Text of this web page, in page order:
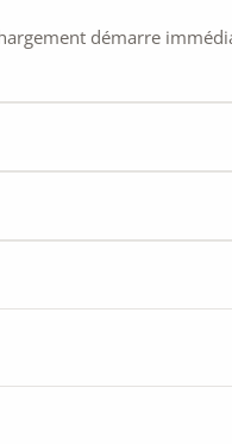
démarre